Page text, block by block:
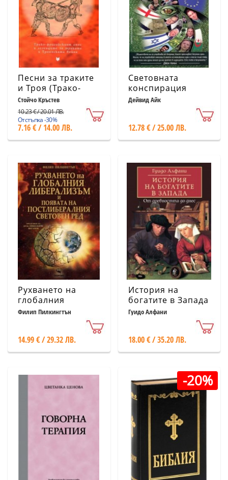
Песни за траките
и Троя (Трако-
фригийският епос
и легендите за
траките и
Троянската
война)
Стойчо Кръстев
10.23 € / 20.01 ЛВ.
Отстъпка -30%
7.16 € / 14.00 ЛВ.
Световната
конспирация
Дейвид Айк
12.78 € / 25.00 ЛВ.
Рухването на
глобалния
либерализъм и
постлибералния
световен ред
Филип Пилкингтън
14.99 € / 29.32 ЛВ.
История на
богатите в Запада
Гуидо Алфани
18.00 € / 35.20 ЛВ.
-20%